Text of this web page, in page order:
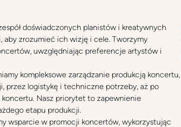
doświadczonych planistów i kreatywnych
aby zrozumieć ich wizję i cele. Tworzymy
uwzględniając preferencje artystów i
kompleksowe zarządzanie produkcją koncertu,
przez logistykę i techniczne potrzeby, aż po
Nasz priorytet to zapewnienie
etapu produkcji.
wsparcie w promocji koncertów, wykorzystując